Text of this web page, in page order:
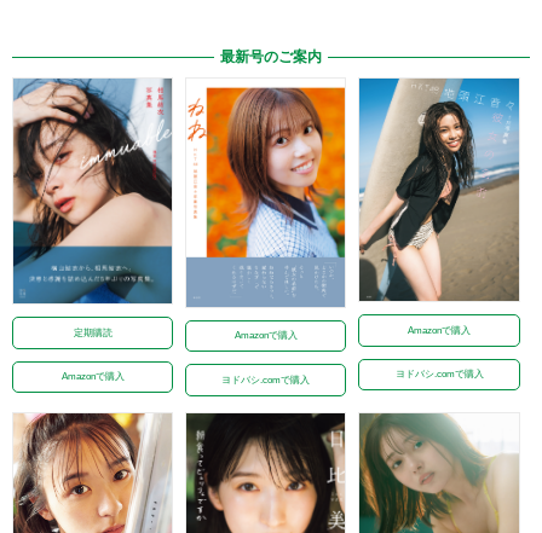
最新号のご案内
定期購読
Amazonで購入
Amazonで購入
ヨドバシ.comで購入
Amazonで購入
ヨドバシ.comで購入